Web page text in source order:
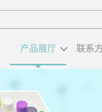
产品展厅 联系